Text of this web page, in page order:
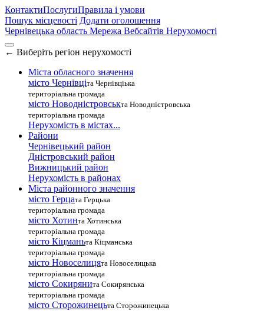
КонтактиПослугиПравила і умови
Пошук місцевості Додати оголошення
Чернівецька область Мережа Вебсайтів Нерухомості
← Виберіть регіон нерухомості
Міста обласного значення
місто Чернівціта Чернівціька
територіальна громада
місто Новодністровськта Новодністровська
територіальна громада
Нерухомість в містах...
Райони
Чернівецький район
Дністровський район
Вижницький район
Нерухомість в районах
Міста районного значення
місто Герцата Герцька
територіальна громада
місто Хотинта Хотинська
територіальна громада
місто Кіцманьта Кіцманська
територіальна громада
місто Новоселицята Новоселицька
територіальна громада
місто Сокирянита Сокирянська
територіальна громада
місто Сторожинецьта Сторожинецька